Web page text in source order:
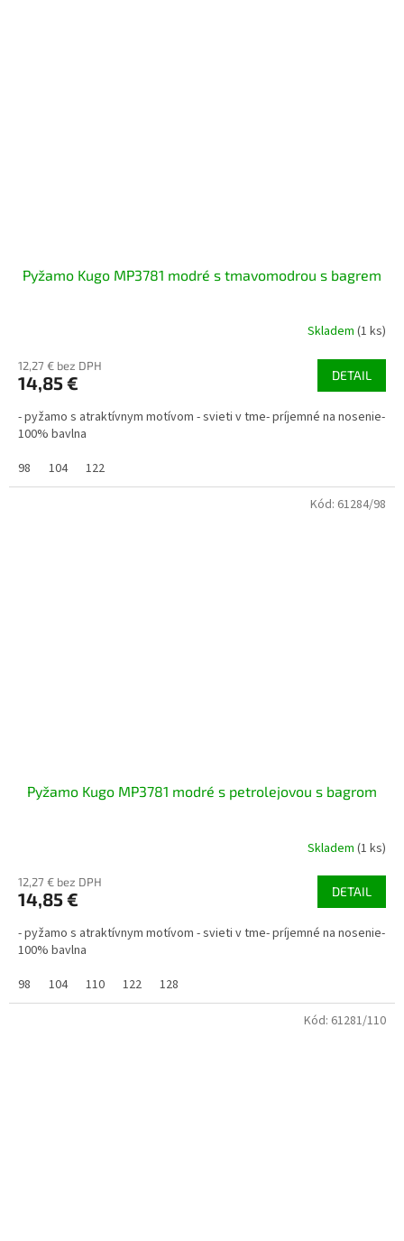
Pyžamo Kugo MP3781 modré s tmavomodrou s bagrem
Skladem (1 ks)
12,27 € bez DPH
14,85 € DETAIL
- pyžamo s atraktívnym motívom - svieti v tme- príjemné na nosenie-
100% bavlna
98
104 122
Pyžamo Kugo MP3781 modré s petrolejovou s bagrom
Skladem (1 ks)
12,27 € bez DPH
14,85 € DETAIL
- pyžamo s atraktívnym motívom - svieti v tme- príjemné na nosenie-
100% bavlna
98
104 110 122 128
Kód: 61284/98
Kód: 61281/110